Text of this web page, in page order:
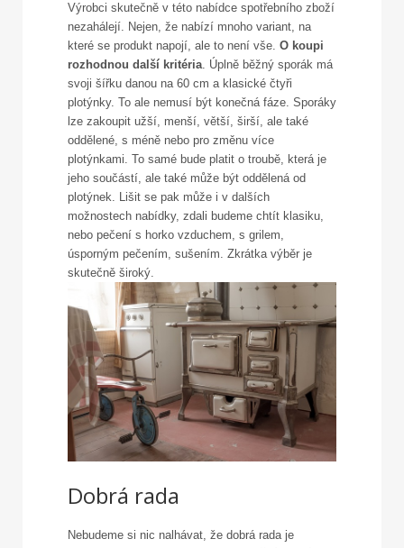
Výrobci skutečně v této nabídce spotřebního zboží
nezahálejí. Nejen, že nabízí mnoho variant, na
které se produkt napojí, ale to není vše. O koupi
rozhodnou další kritéria. Úplně běžný sporák má
svoji šířku danou na 60 cm a klasické čtyři
plotýnky. To ale nemusí být konečná fáze. Sporáky
lze zakoupit užší, menší, větší, širší, ale také
oddělené, s méně nebo pro změnu více
plotýnkami. To samé bude platit o troubě, která je
jeho součástí, ale také může být oddělená od
plotýnek. Lišit se pak může i v dalších
možnostech nabídky, zdali budeme chtít klasiku,
nebo pečení s horko vzduchem, s grilem,
úsporným pečením, sušením. Zkrátka výběr je
skutečně široký.
Dobrá rada
Nebudeme si nic nalhávat, že dobrá rada je